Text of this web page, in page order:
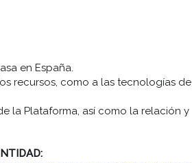
en España.
recursos, como a las tecnologías de
la Plataforma, así como la relación y